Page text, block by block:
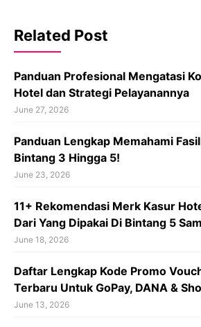
Related Post
Panduan Profesional Mengatasi
Hotel dan Strategi Pelayanannya
June 27, 2026
Panduan Lengkap Memahami
Bintang 3 Hingga 5!
June 23, 2026
11+ Rekomendasi Merk Kasur
Dari Yang Dipakai Di Bintang 5
June 18, 2026
Daftar Lengkap Kode Promo
Terbaru Untuk GoPay, DANA &
June 13, 2026